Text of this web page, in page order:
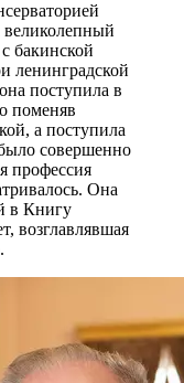
великолепный
бакинской
ленинградской
поступила в
поменяв
а поступила
совершенно
профессия
Она
в Книгу
возглавлявшая